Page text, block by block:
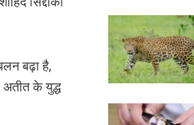
बढ़ा है,
अतीत के युद्ध